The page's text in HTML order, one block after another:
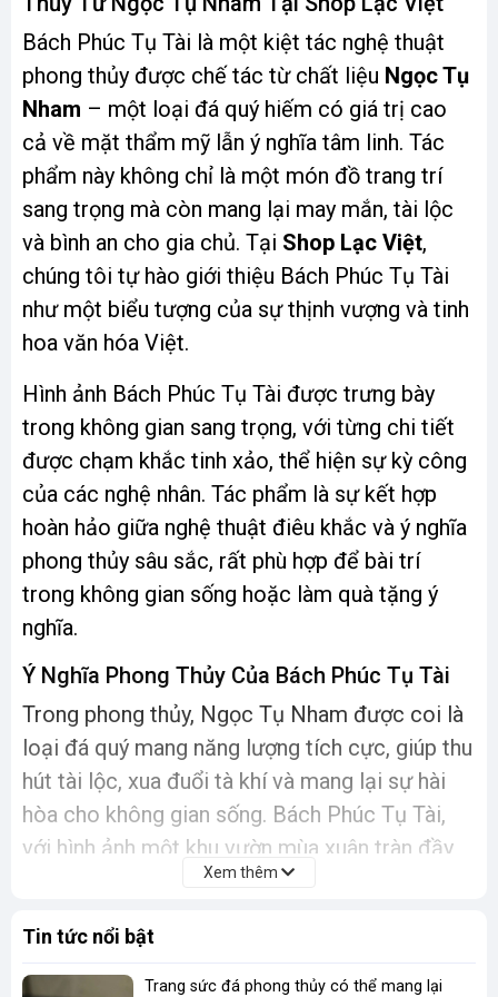
Bách Phúc Tụ Tài là một kiệt tác nghệ thuật
phong thủy được chế tác từ chất liệu Ngọc Tụ
Nham – một loại đá quý hiếm có giá trị cao
cả về mặt thẩm mỹ lẫn ý nghĩa tâm linh. Tác
phẩm này không chỉ là một món đồ trang trí
sang trọng mà còn mang lại may mắn, tài lộc
và bình an cho gia chủ. Tại Shop Lạc Việt,
chúng tôi tự hào giới thiệu Bách Phúc Tụ Tài
như một biểu tượng của sự thịnh vượng và tinh
hoa văn hóa Việt.
Hình ảnh Bách Phúc Tụ Tài được trưng bày
trong không gian sang trọng, với từng chi tiết
được chạm khắc tinh xảo, thể hiện sự kỳ công
của các nghệ nhân. Tác phẩm là sự kết hợp
hoàn hảo giữa nghệ thuật điêu khắc và ý nghĩa
phong thủy sâu sắc, rất phù hợp để bài trí
trong không gian sống hoặc làm quà tặng ý
nghĩa.
Ý Nghĩa Phong Thủy Của Bách Phúc Tụ Tài
Trong phong thủy, Ngọc Tụ Nham được coi là
loại đá quý mang năng lượng tích cực, giúp thu
hút tài lộc, xua đuổi tà khí và mang lại sự hài
hòa cho không gian sống. Bách Phúc Tụ Tài,
với hình ảnh một khu vườn mùa xuân tràn đầy
sức sống, tượng trưng cho sự sinh sôi, phát
Xem thêm
Tin tức nổi bật
Trang sức đá phong thủy có thể mang lại